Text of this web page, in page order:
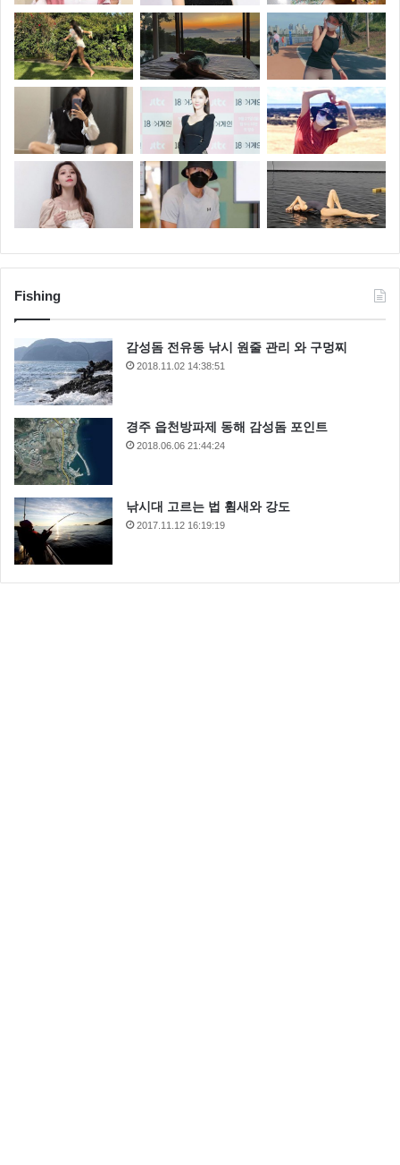
Fishing
감성돔 전유동 낚시 원줄 관리 와 구멍찌
2018.11.02 14:38:51
경주 읍천방파제 동해 감성돔 포인트
2018.06.06 21:44:24
낚시대 고르는 법 휨새와 강도
2017.11.12 16:19:19